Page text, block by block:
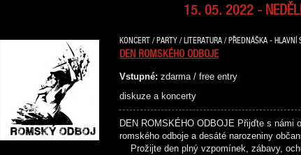
15. 05. 2022 -
KONCERT / PARTY / LITERATURA / PŘEDNÁŠKA - HLAVNÍ
DEN ROMSKÉHO ODBOJE
Vstupné: zdarma / free entry
diskuze a koncerty
DEN ROMSKÉHO ODBOJE Přijďte s námi
romského odboje a desáté narozeniny
Prožijte den plný vzpomínek, zábavy,